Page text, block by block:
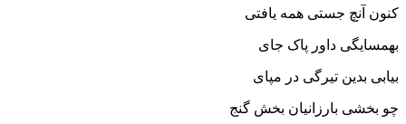
کنون آنچ جستى همه یافتى‏
بهمسایگى داور پاک جاى
بیابى بدین تیرگى در مپاى‏
چو بخشى بارزانیان بخش گنج